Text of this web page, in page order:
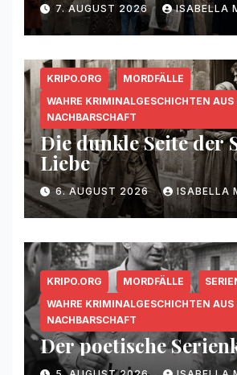
7. AUGUST 2026 ISABELLA
KRIPO.ORG
MORDFÄLLE
WAHRE KRIMINALGESCHICHTEN AUS
NACHBARSCHAFT
Die dunkle Seite der
Liebe
6. AUGUST 2026 ISABELLA
KRIPO.ORG MORDFÄLLE
WAHRE KRIMINALGESCHICHTEN AUS
NACHBARSCHAFT
Der poetische